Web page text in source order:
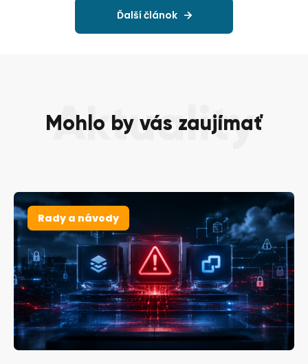
Ďalší článok
Mohlo by vás zaujímať
Aktuality
Rady a návody